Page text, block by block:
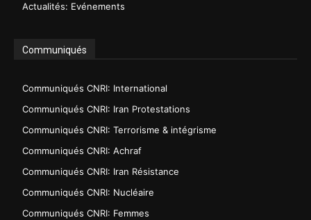
Actualités: Evénements
Communiqués
Communiqués CNRI: International
Communiqués CNRI: Iran Protestations
Communiqués CNRI: Terrorisme & intégrisme
Communiqués CNRI: Achraf
Communiqués CNRI: Iran Résistance
Communiqués CNRI: Nucléaire
Communiqués CNRI: Femmes